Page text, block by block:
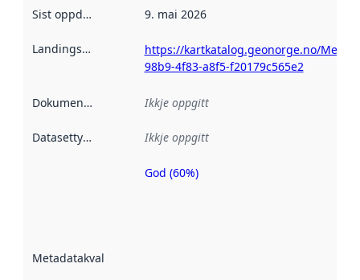
Sist oppdatert 9. mai 2026
Landingsside
https://kartkatalog.geonorge.no/
98b9-4f83-a8f5-f20179c565e2
Dokumentasjon Ikkje oppgitt
Datasettype Ikkje oppgitt
Metadatakvalitet
Metadatakvalitet
God (60%)